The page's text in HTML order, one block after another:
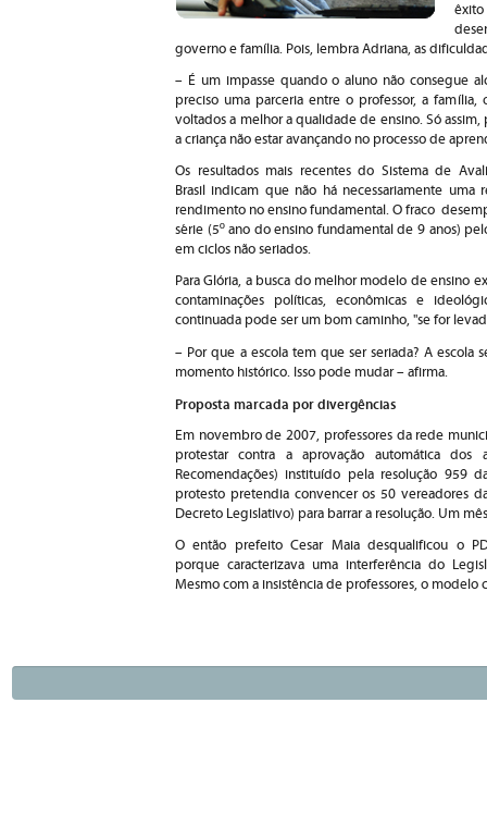
governo e família. Pois, lembra Adriana, as
– É um impasse quando o aluno não consegue
preciso uma parceria entre o professor, a
voltados a melhor a qualidade de ensino. Só
a criança não estar avançando no processo de
Os resultados mais recentes do Sistema de
Brasil indicam que não há necessariamente
rendimento no ensino fundamental. O fraco
série (5º ano do ensino fundamental de 9 anos)
em ciclos não seriados.
Para Glória, a busca do melhor modelo de ensino
contaminações políticas, econômicas e
continuada pode ser um bom caminho, "se for
– Por que a escola tem que ser seriada? A
momento histórico. Isso pode mudar – afirma.
Proposta marcada por divergências
Em novembro de 2007, professores da rede
protestar contra a aprovação automática dos
Recomendações) instituído pela resolução 959
protesto pretendia convencer os 50 vereadores
Decreto Legislativo) para barrar a resolução. Um
O então prefeito Cesar Maia desqualificou o
porque caracterizava uma interferência do
Mesmo com a insistência de professores, o modelo